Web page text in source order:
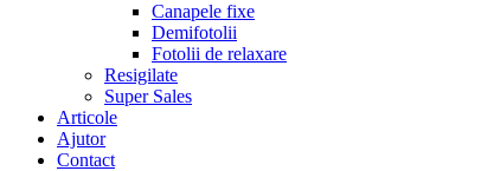
Canapele fixe
Demifotolii
Fotolii de relaxare
Resigilate
Super Sales
Articole
Ajutor
Contact